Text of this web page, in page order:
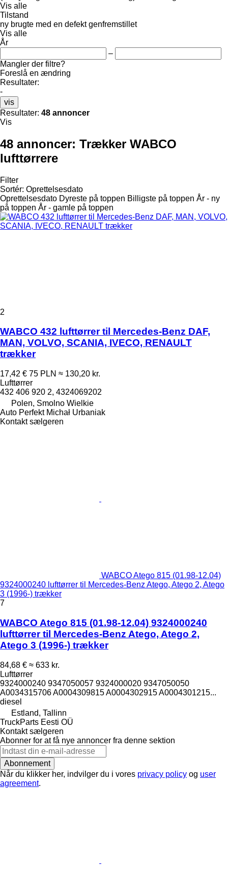
Vis alle
Tilstand
ny brugte med en defekt genfremstillet
Vis alle
År
–
Mangler der filtre?
Foreslå en ændring
Resultater:
-
vis
Resultater: 48 annoncer
Vis
48 annoncer: Trækker WABCO
lufttørrere
Filter
Sortér: Oprettelsesdato
Oprettelsesdato Dyreste på toppen Billigste på toppen År - ny
på toppen År - gamle på toppen
2
WABCO 432 lufttørrer til Mercedes-Benz DAF,
MAN, VOLVO, SCANIA, IVECO, RENAULT
trækker
17,42 € 75 PLN ≈ 130,20 kr.
Lufttørrer
432 406 920 2, 4324069202
Polen, Smolno Wielkie
Auto Perfekt Michał Urbaniak
Kontakt sælgeren
WABCO Atego 815 (01.98-12.04)
9324000240 lufttørrer til Mercedes-Benz Atego, Atego 2, Atego
3 (1996-) trækker
7
WABCO Atego 815 (01.98-12.04) 9324000240
lufttørrer til Mercedes-Benz Atego, Atego 2,
Atego 3 (1996-) trækker
84,68 € ≈ 633 kr.
Lufttørrer
9324000240 9347050057 9324000020 9347050050
A0034315706 A0004309815 A0004302915 A0004301215...
diesel
Estland, Tallinn
TruckParts Eesti OÜ
Kontakt sælgeren
Abonner for at få nye annoncer fra denne sektion
Abonnement
Når du klikker her, indvilger du i vores privacy policy og user
agreement.